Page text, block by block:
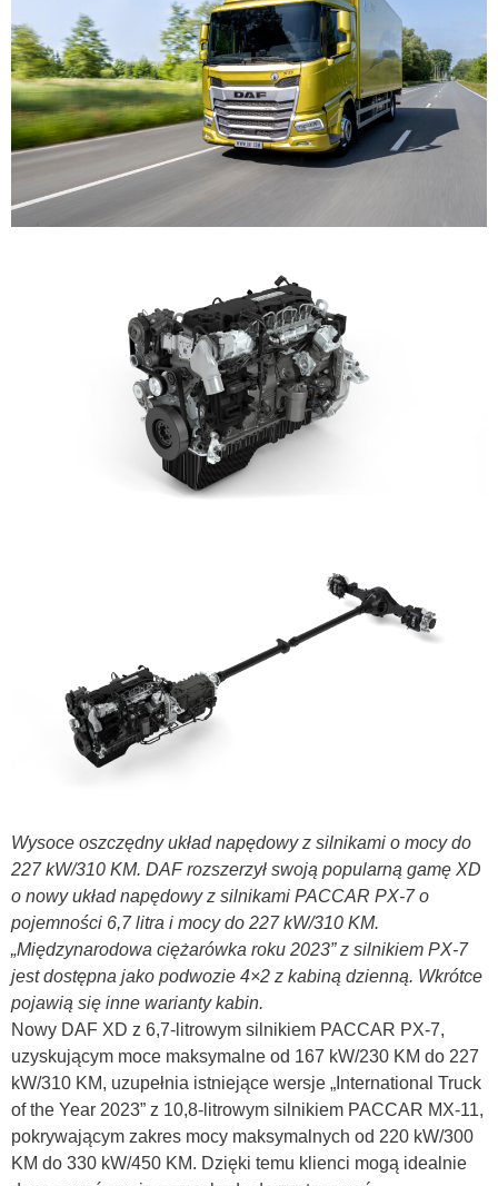
Wysoce oszczędny układ napędowy z silnikami o mocy do
227 kW/310 KM. DAF rozszerzył swoją popularną gamę XD
o nowy układ napędowy z silnikami PACCAR PX-7 o
pojemności 6,7 litra i mocy do 227 kW/310 KM.
„Międzynarodowa ciężarówka roku 2023” z silnikiem PX-7
jest dostępna jako podwozie 4×2 z kabiną dzienną. Wkrótce
pojawią się inne warianty kabin.
Nowy DAF XD z 6,7-litrowym silnikiem PACCAR PX-7,
uzyskującym moce maksymalne od 167 kW/230 KM do 227
kW/310 KM, uzupełnia istniejące wersje „International Truck
of the Year 2023” z 10,8-litrowym silnikiem PACCAR MX-11,
pokrywającym zakres mocy maksymalnych od 220 kW/300
KM do 330 kW/450 KM. Dzięki temu klienci mogą idealnie